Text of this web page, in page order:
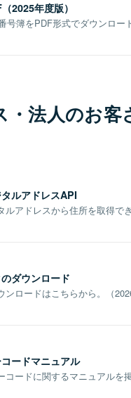
2025年度版）
号簿をPDF形式でダウンロー
・法人のお客
ルアドレスAPI
ルアドレスから住所を取得で
ダウンロード
ンロードはこちらから。（
ードマニュアル
コードに関するマニュアルを